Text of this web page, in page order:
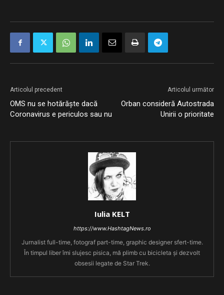
Articolul precedent
OMS nu se hotărăște dacă
Coronavirus e periculos sau nu
Articolul următor
Orban consideră Autostrada
Unirii o prioritate
Iulia KELT
https://www.HashtagNews.ro
Jurnalist full-time, fotograf part-time, graphic designer sfert-time.
În timpul liber îmi slujesc pisica, mă plimb cu bicicleta și dezvolt
obsesii legate de Star Trek.